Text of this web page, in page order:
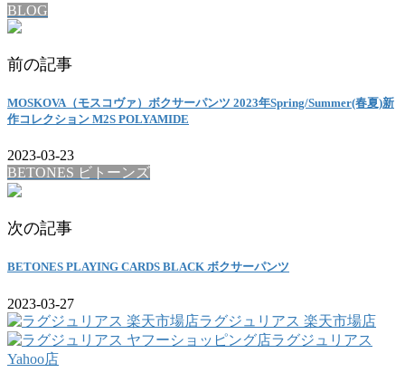
BLOG
前の記事
MOSKOVA（モスコヴァ）ボクサーパンツ 2023年Spring/Summer(春夏)新
作コレクション M2S POLYAMIDE
2023-03-23
BETONES ビトーンズ
次の記事
BETONES PLAYING CARDS BLACK ボクサーパンツ
2023-03-27
ラグジュリアス 楽天市場店
ラグジュリアス
Yahoo店